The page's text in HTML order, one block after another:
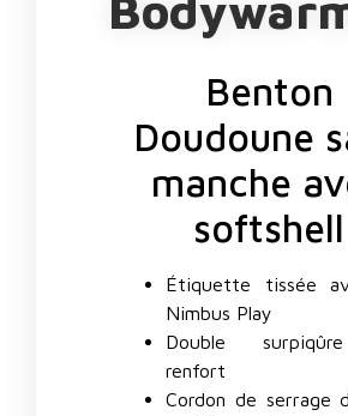
Benton
Doudoune
manche
softshell
Étiquette tissée
Nimbus Play
Double
renfort
Cordon de serrage